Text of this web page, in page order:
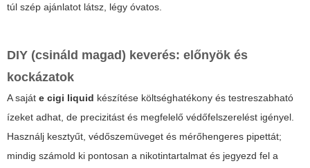
túl szép ajánlatot látsz, légy óvatos.
DIY (csináld magad) keverés: előnyök és
kockázatok
A saját e cigi liquid készítése költséghatékony és testreszabható
ízeket adhat, de precizitást és megfelelő védőfelszerelést igényel.
Használj kesztyűt, védőszemüveget és mérőhengeres pipettát;
mindig számold ki pontosan a nikotintartalmat és jegyezd fel a